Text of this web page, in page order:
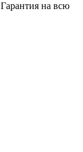
Гарантия на всю